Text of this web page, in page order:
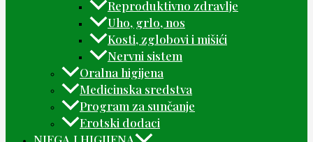
Reproduktivno zdravlje
Uho, grlo, nos
Kosti, zglobovi i mišići
Nervni sistem
Oralna higijena
Medicinska sredstva
Program za sunčanje
Erotski dodaci